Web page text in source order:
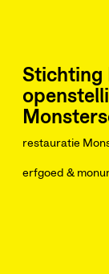
Stichting
restauratie
erfgoed &